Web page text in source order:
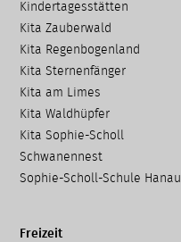
Kinder­tages­stätten
Kita Zauberwald
Kita Regenbogenland
Kita Sternenfänger
Kita am Limes
Kita Waldhüpfer
Kita Sophie-Scholl
Schwanennest
Sophie-Scholl-Schule Hanau
Freizeit